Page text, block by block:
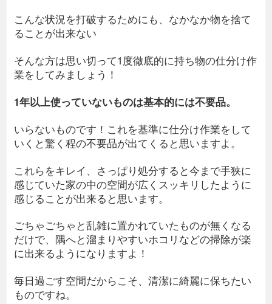
こんな状況を打破するためにも、なかなか物を捨て
ることが出来ない
そんな方は思い切って1度徹底的に持ち物の仕分け作
業をしてみましょう！
1年以上使っていないものは基本的には不要品。
いらないものです！これを基準に仕分け作業をして
いくと驚く程の不要品が出てくると思いますよ。
これらをキレイ、さっぱり処分すると今まで手狭に
感じていた家の中の空間が広くスッキリしたように
感じることが出来ると思います。
ごちゃごちゃと乱雑に置かれていたものが無くなる
だけで、隅へと溜まりやすいホコリなどの掃除が楽
に出来るようになりますよ！
毎日過ごす空間だからこそ、清潔に綺麗に保ちたい
ものですね。